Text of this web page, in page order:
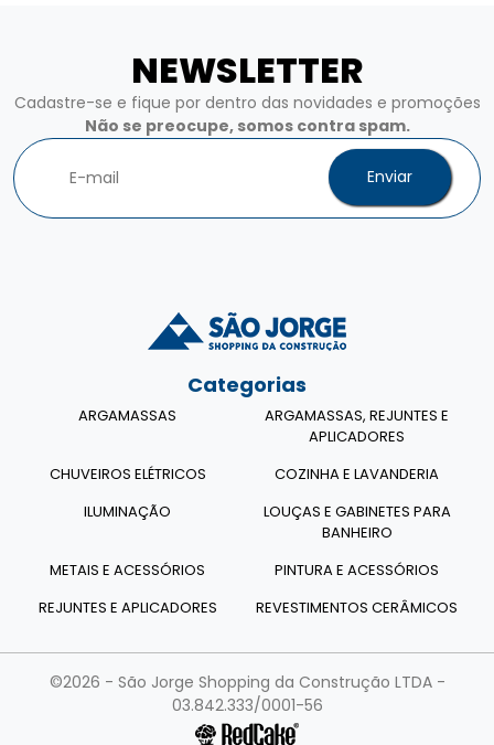
NEWSLETTER
Cadastre-se e fique por dentro das novidades e promoções
Não se preocupe, somos contra spam.
Enviar
Categorias
ARGAMASSAS
ARGAMASSAS, REJUNTES E
APLICADORES
CHUVEIROS ELÉTRICOS
COZINHA E LAVANDERIA
ILUMINAÇÃO
LOUÇAS E GABINETES PARA
BANHEIRO
METAIS E ACESSÓRIOS
PINTURA E ACESSÓRIOS
REJUNTES E APLICADORES
REVESTIMENTOS CERÂMICOS
©2026 - São Jorge Shopping da Construção LTDA -
03.842.333/0001-56